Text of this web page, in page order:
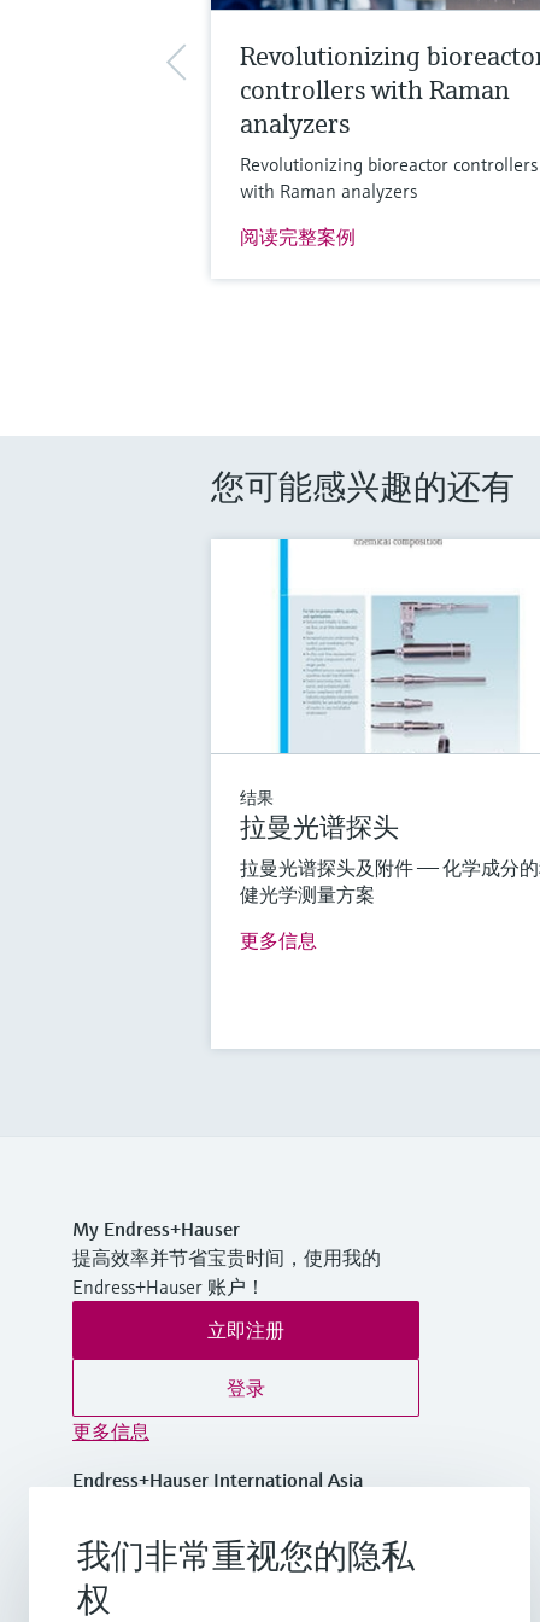
Revolutionizing
controllers with Raman
analyzers
Revolutionizing bioreactor controllers
with Raman analyzers
阅读完整案例
您可能感兴趣的还有
结果
拉曼光谱探头
拉曼光谱探头及附件 —— 化学成分
健光学测量方案
更多信息
My Endress+Hauser
提高效率并节省宝贵时间，使用我的
Endress+Hauser 账户！
立即注册
登录
更多信息
Endress+Hauser International Asia
越南
+84 28 3842 0026
我们非常重视您的隐私
权